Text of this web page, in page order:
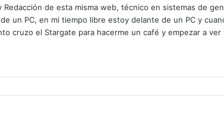
Redacción de esta misma web, técnico en sistemas de
un PC, en mi tiempo libre estoy delante de un PC y
cruzo el Stargate para hacerme un café y empezar a